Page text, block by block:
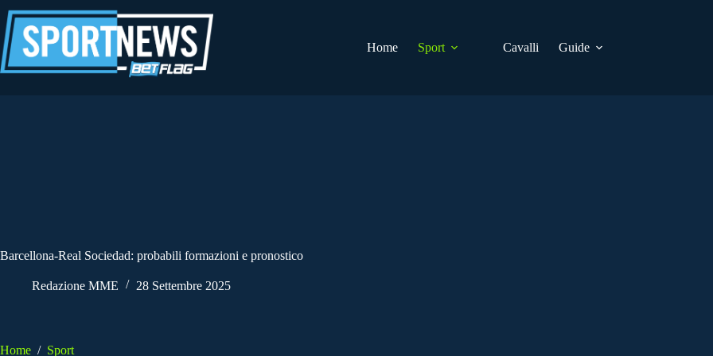
al
contenuto
Home
Sport Cavalli Guide
Barcellona-Real Sociedad: probabili formazioni e pronostico
Redazione MME 28 Settembre 2025
Home / Sport